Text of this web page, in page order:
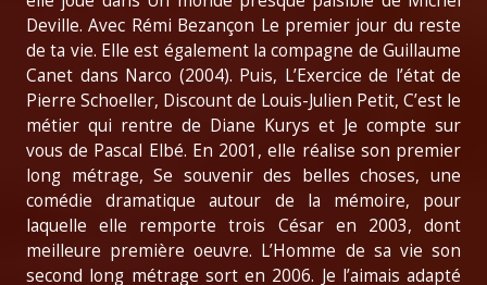
Deville. Avec Rémi Bezançon Le premier jour du reste
de ta vie. Elle est également la compagne de Guillaume
Canet dans Narco (2004). Puis, L’Exercice de l’état de
Pierre Schoeller, Discount de Louis-Julien Petit, C’est le
métier qui rentre de Diane Kurys et Je compte sur
vous de Pascal Elbé. En 2001, elle réalise son premier
long métrage, Se souvenir des belles choses, une
comédie dramatique autour de la mémoire, pour
laquelle elle remporte trois César en 2003, dont
meilleure première oeuvre. L’Homme de sa vie son
second long métrage sort en 2006. Je l’aimais adapté